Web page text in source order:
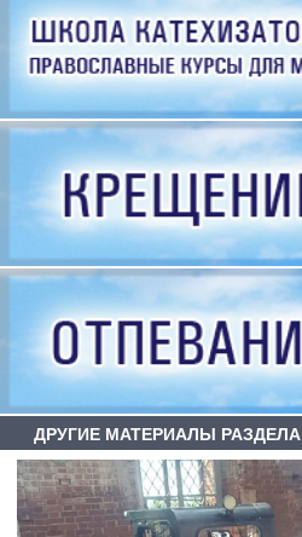
ДРУГИЕ МАТЕРИАЛЫ РАЗДЕЛА